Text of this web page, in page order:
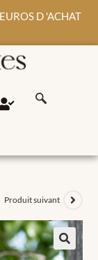
D 'ACHAT
Produit suivant